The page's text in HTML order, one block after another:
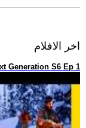
اخر الافلام
Generation S6 Ep 1